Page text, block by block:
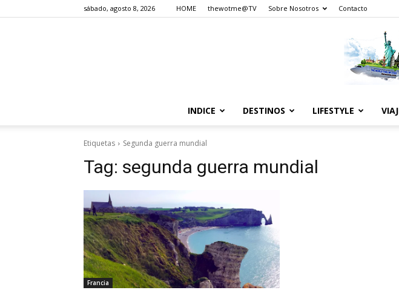
sábado, agosto 8, 2026 HOME thewotme@TV Sobre Nosotros Contacto
INDICE DESTINOS LIFESTYLE
Etiquetas Segunda guerra mundial
Tag: segunda guerra mundial
Francia